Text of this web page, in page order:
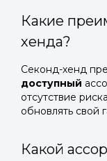
Какие
хенда?
Секонд-хенд
доступный
отсутствие
обновлять свой
Какой